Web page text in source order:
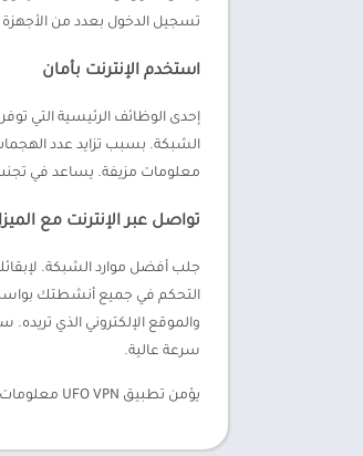
تسجيل الدخول بعدد من
استخدم الإنترنت بأمان
إحدى الوظائف الرئيسية التي
معلومات مزيفة. يساعد في
تواصل عبر الإنترنت مع
جلب أفضل موارد الشبكة.
والموقع الإلكتروني الذي
سرعة عالية.
يؤمن تطبيق UFO VPN معلومات الإنترنت. استخدم مع وظائف متعددة. قم بتنزيل UFO VPN مهكر 2026 لحماية خصوصية الشبكة بسياسات صارمة.